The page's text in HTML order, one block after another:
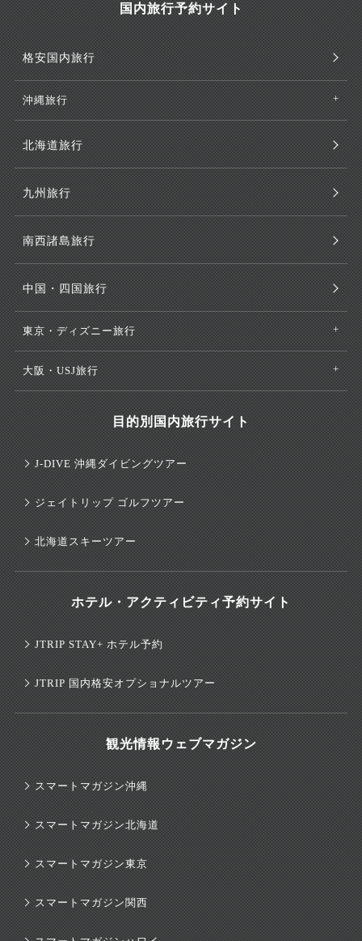
国内旅行予約サイト
格安国内旅行
沖縄旅行
北海道旅行
九州旅行
南西諸島旅行
中国・四国旅行
東京・ディズニー旅行
大阪・USJ旅行
目的別国内旅行サイト
J-DIVE 沖縄ダイビングツアー
ジェイトリップ ゴルフツアー
北海道スキーツアー
ホテル・アクティビティ予約サイト
JTRIP STAY+ ホテル予約
JTRIP 国内格安オプショナルツアー
観光情報ウェブマガジン
スマートマガジン沖縄
スマートマガジン北海道
スマートマガジン東京
スマートマガジン関西